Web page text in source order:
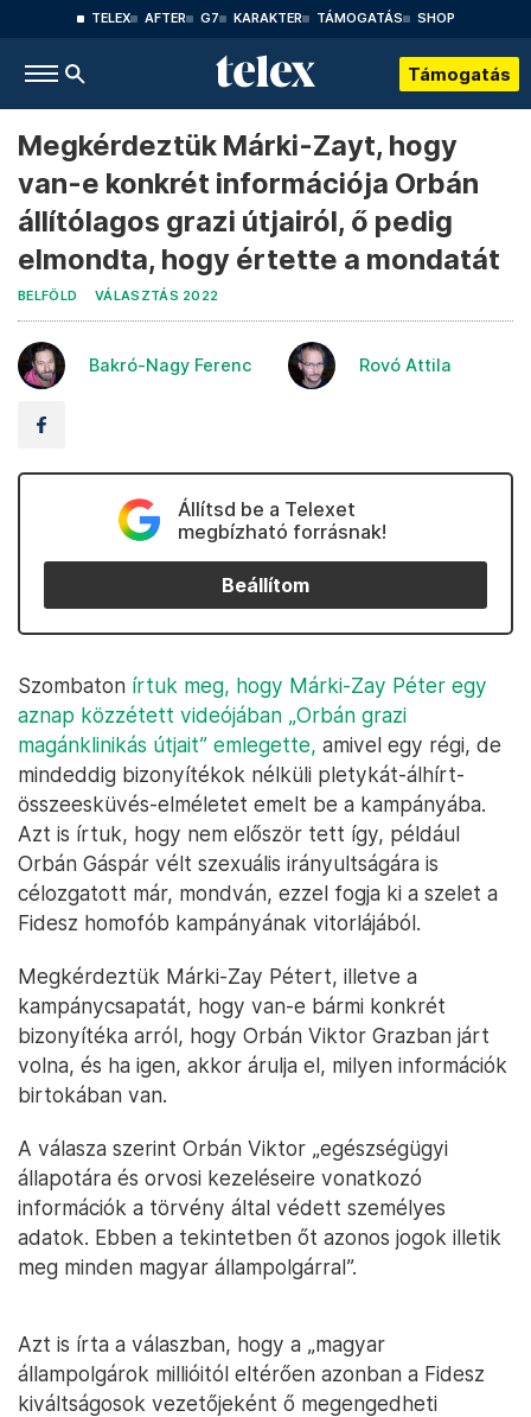
TELEX AFTER G7 KARAKTER TÁMOGATÁS SHOP
Támogatás
Megkérdeztük Márki-Zayt, hogy
van-e konkrét információja Orbán
állítólagos grazi útjairól, ő pedig
elmondta, hogy értette a mondatát
BELFÖLD VÁLASZTÁS 2022
Bakró-Nagy Ferenc Rovó Attila
Állítsd be a Telexet
megbízható forrásnak!
Beállítom
Szombaton írtuk meg, hogy Márki-Zay Péter egy
aznap közzétett videójában „Orbán grazi
magánklinikás útjait” emlegette, amivel egy régi, de
mindeddig bizonyítékok nélküli pletykát-álhírt-
összeesküvés-elméletet emelt be a kampányába.
Azt is írtuk, hogy nem először tett így, például
Orbán Gáspár vélt szexuális irányultságára is
célozgatott már, mondván, ezzel fogja ki a szelet a
Fidesz homofób kampányának vitorlájából.
Megkérdeztük Márki-Zay Pétert, illetve a
kampánycsapatát, hogy van-e bármi konkrét
bizonyítéka arról, hogy Orbán Viktor Grazban járt
volna, és ha igen, akkor árulja el, milyen információk
birtokában van.
A válasza szerint Orbán Viktor „egészségügyi
állapotára és orvosi kezeléseire vonatkozó
információk a törvény által védett személyes
adatok. Ebben a tekintetben őt azonos jogok illetik
meg minden magyar állampolgárral”.
Azt is írta a válaszban, hogy a „magyar
állampolgárok millióitól eltérően azonban a Fidesz
kiváltságosok vezetőjeként ő megengedheti